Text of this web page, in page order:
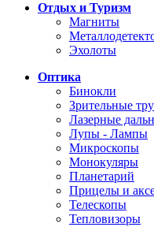
Отдых и Туризм
Магниты
Эхолоты
Оптика
Бинокли
Зрительные
Лазерные
Лупы - Лампы
Микроскопы
Монокуляры
Планетарий
Прицелы и
Телескопы
Тепловизоры